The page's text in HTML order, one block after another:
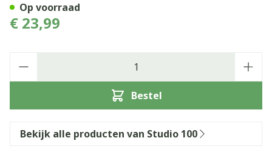
€ 23,99
Bestel
Op voorraad
Bekijk alle producten van Studio 100